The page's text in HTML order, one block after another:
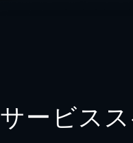
サービス